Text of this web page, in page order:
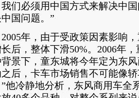
我们必须用中国方式来解决中
国问题。”
年，由于受政策因素影响，
后，整体下滑50%。2006年
景下，童东城将今年定为东
后，卡车市场销售不可能像
他冷静地分析，东风商用车全